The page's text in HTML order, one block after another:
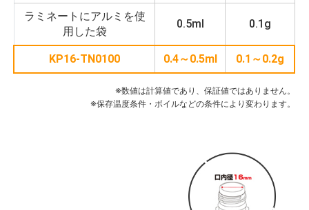
ラミネートにアルミを使
用した袋
0.5ml 0.1g
KP16-TN0100 0.4～0.5ml 0.1～0.2g
※数値は計算値であり、保証値ではありません。
※保存温度条件・ボイルなどの条件により変わります。